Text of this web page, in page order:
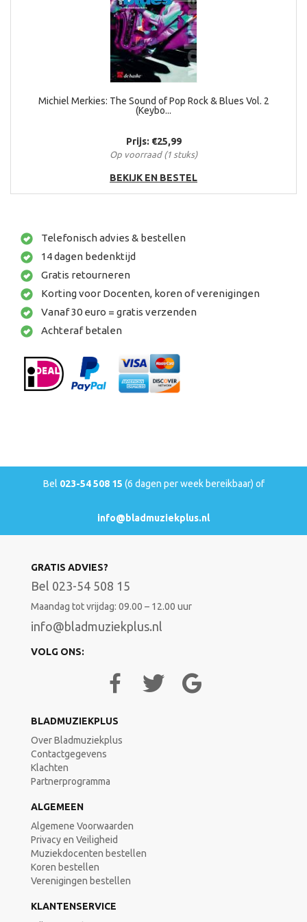
Michiel Merkies: The Sound of Pop Rock & Blues Vol. 2
(Keybo...
Prijs: €25,99
Op voorraad (1 stuks)
BEKIJK EN BESTEL
Telefonisch advies & bestellen
14 dagen bedenktijd
Gratis retourneren
Korting voor Docenten, koren of verenigingen
Vanaf 30 euro = gratis verzenden
Achteraf betalen
Bel 023-54 508 15 (6 dagen per week bereikbaar) of
info@bladmuziekplus.nl
GRATIS ADVIES?
Bel 023-54 508 15
Maandag tot vrijdag: 09.00 – 12.00 uur
info@bladmuziekplus.nl
VOLG ONS:
BLADMUZIEKPLUS
Over Bladmuziekplus
Contactgegevens
Klachten
Partnerprogramma
ALGEMEEN
Algemene Voorwaarden
Privacy en Veiligheid
Muziekdocenten bestellen
Koren bestellen
Verenigingen bestellen
KLANTENSERVICE